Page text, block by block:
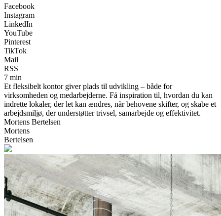
Facebook
Instagram
LinkedIn
YouTube
Pinterest
TikTok
Mail
RSS
7 min
Et fleksibelt kontor giver plads til udvikling – både for
virksomheden og medarbejderne. Få inspiration til, hvordan du kan
indrette lokaler, der let kan ændres, når behovene skifter, og skabe et
arbejdsmiljø, der understøtter trivsel, samarbejde og effektivitet.
Mortens Bertelsen
Mortens
Bertelsen